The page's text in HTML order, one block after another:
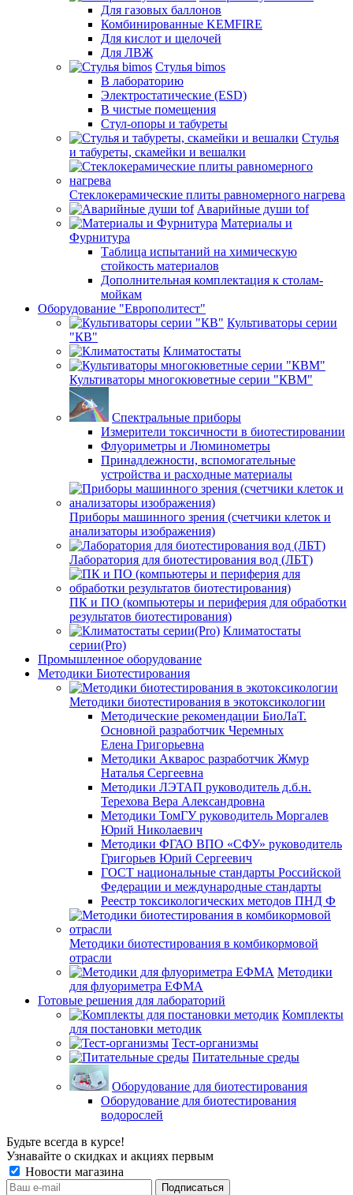
Для газовых баллонов
Комбинированные KEMFIRE
Для кислот и щелочей
Для ЛВЖ
Стулья bimos
В лабораторию
Электростатические (ESD)
В чистые помещения
Стул-опоры и табуреты
Стулья
и табуреты, скамейки и вешалки
Стеклокерамические плиты равномерного нагрева
Аварийные души tof
Материалы и
Фурнитура
Таблица испытаний на химическую
стойкость материалов
Дополнительная комплектация к столам-
мойкам
Оборудование "Европолитест"
Культиваторы серии
"КВ"
Климатостаты
Культиваторы многокюветные серии "КВМ"
Спектральные приборы
Измерители токсичности в биотестировании
Флуориметры и Люминометры
Принадлежности, вспомогательные
устройства и расходные материалы
Приборы машинного зрения (счетчики клеток и
анализаторы изображения)
Лаборатория для биотестирования вод (ЛБТ)
ПК и ПО (компьютеры и периферия для обработки
результатов биотестирования)
Климатостаты
серии(Pro)
Промышленное оборудование
Методики Биотестирования
Методики биотестирования в экотоксикологии
Методические рекомендации БиоЛаТ.
Основной разработчик Черемных
Елена Григорьевна
Методики Акварос разработчик Жмур
Наталья Сергеевна
Методики ЛЭТАП руководитель д.б.н.
Терехова Вера Александровна
Методики ТомГУ руководитель Моргалев
Юрий Николаевич
Методики ФГАО ВПО «СФУ» руководитель
Григорьев Юрий Сергеевич
ГОСТ национальные стандарты Российской
Федерации и международные стандарты
Реестр токсикологических методов ПНД Ф
Методики биотестирования в комбикормовой
отрасли
Методики
для флуориметра ЕФМА
Готовые решения для лабораторий
Комплекты
для постановки методик
Тест-организмы
Питательные среды
Оборудование для биотестирования
Оборудование для биотестирования
водорослей
Будьте всегда в курсе!
Узнавайте о скидках и акциях первым
Новости магазина